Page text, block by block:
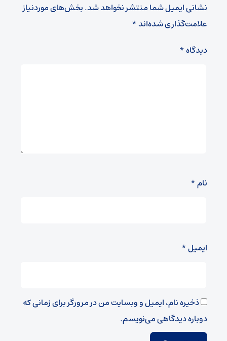
نشانی ایمیل شما منتشر نخواهد شد.بخش‌های موردنیاز
علامت‌گذاری شده‌اند*
دیدگاه*
نام*
ایمیل*
ذخیره نام، ایمیل و وبسایت من در مرورگر برای زمانی که
دوباره دیدگاهی می‌نویسم.